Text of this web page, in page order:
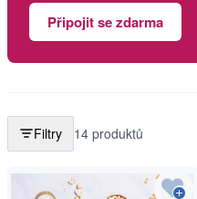
Připojit se zdarma
Filtry 14 produktů